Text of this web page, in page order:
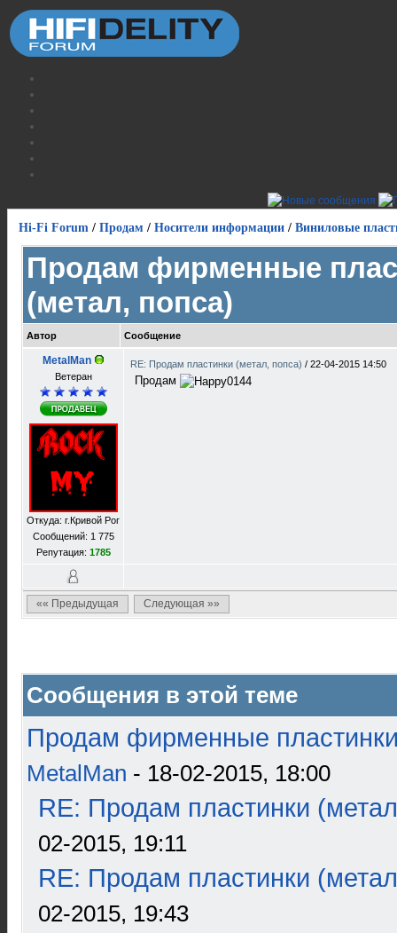
Hi-Fi Forum / Продам / Носители информации / Виниловые
Продам фирменные
(метал, попса)
Автор Сообщение
MetalMan
Ветеран
Откуда: г.Кривой Рог
Сообщений: 1 775
Репутация: 1785
RE: Продам пластинки (метал, попса) / 22-04-2015 14:50
Продам
«« Предыдущая Следующая »»
Сообщения в этой теме
Продам фирменные
MetalMan - 18-02-2015, 18:00
RE: Продам пластинки
02-2015, 19:11
RE: Продам пластинки
02-2015, 19:43